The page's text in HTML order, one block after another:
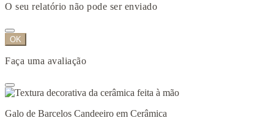
O seu relatório não pode ser enviado
OK
Faça uma avaliação
Galo de Barcelos Candeeiro em Cerâmica